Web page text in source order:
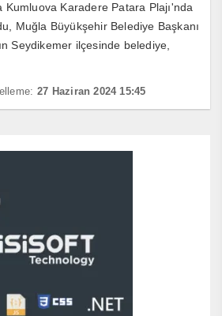
Kumluova Karadere Patara Plajı'nda
Muğla Büyükşehir Belediye Başkanı
Seydikemer ilçesinde belediye,
27 Haziran 2024 15:45